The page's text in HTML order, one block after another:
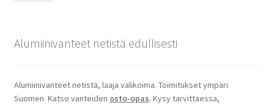
Alumiinivanteet netistä edullisesti
Alumiinivanteet netistä, laaja valikoima. Toimitukset ympäri
Suomen. Katso vanteiden osto-opas. Kysy tarvittaessa,